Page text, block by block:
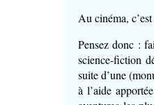
Au cinéma,
Pensez donc :
science-fiction
suite d’une
à l’aide